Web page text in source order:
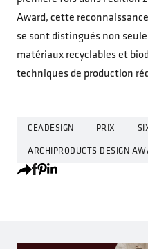
Award, cette
se sont distingués non
matériaux recyclables et
techniques de production
CEADESIGN PRIX
ARCHIPRODUCTS DESIGN